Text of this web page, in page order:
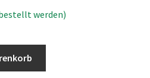
werden)